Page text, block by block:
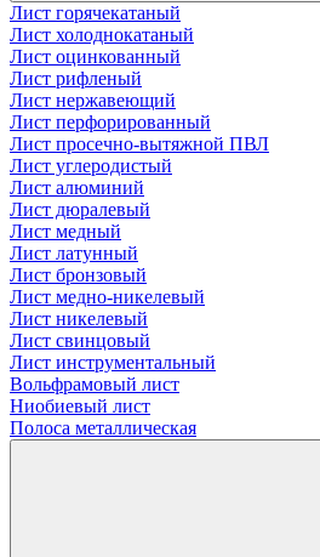
Лист горячекатаный
Лист холоднокатаный
Лист оцинкованный
Лист рифленый
Лист нержавеющий
Лист перфорированный
Лист просечно-вытяжной ПВЛ
Лист углеродистый
Лист алюминий
Лист дюралевый
Лист медный
Лист латунный
Лист бронзовый
Лист медно-никелевый
Лист никелевый
Лист свинцовый
Лист инструментальный
Вольфрамовый лист
Ниобиевый лист
Полоса металлическая